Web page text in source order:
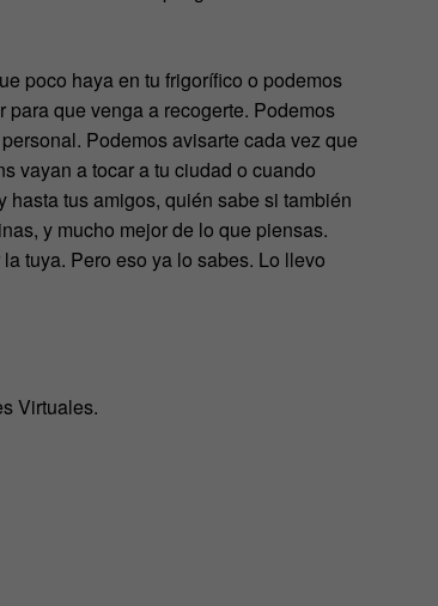
poco haya en tu frigorífico o podemos
que venga a recogerte. Podemos
Podemos avisarte cada vez que
vayan a tocar a tu ciudad o cuando
tus amigos, quién sabe si también
y mucho mejor de lo que piensas.
tuya. Pero eso ya lo sabes. Lo llevo
Virtuales.